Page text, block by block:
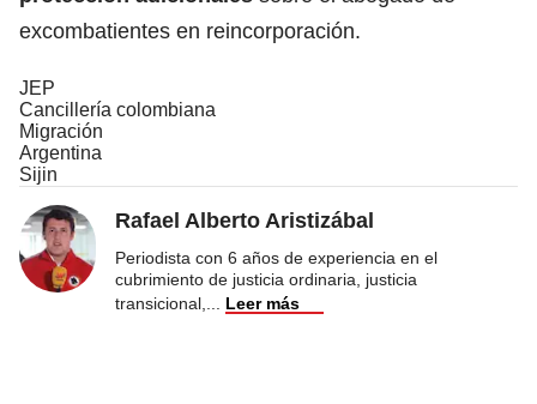
excombatientes en reincorporación.
JEP
Cancillería colombiana
Migración
Argentina
Sijin
Rafael Alberto Aristizábal
Periodista con 6 años de experiencia en el
cubrimiento de justicia ordinaria, justicia
transicional,
Leer más